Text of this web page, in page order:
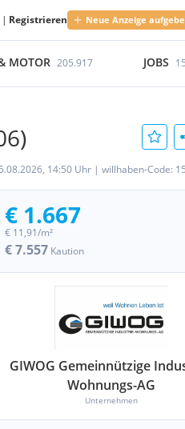
| Registrieren Neue Anzeige
MOTOR 205.917 JOBS
14:50 Uhr | willhaben-Code:
€ 1.667
€ 11,91/m²
€ 7.557 Kaution
GIWOG Gemeinnützige
Wohnungs-AG
Unternehmen